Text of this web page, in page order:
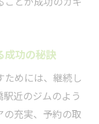
成功の秘訣
めには、継続し
近のジムのよう
の充実、予約の取